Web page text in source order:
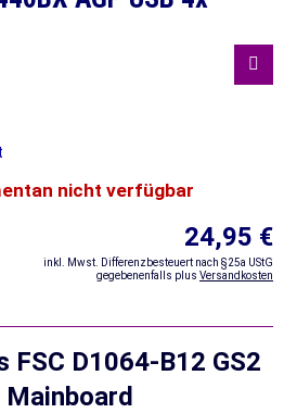
nicht verfügbar
24,95 €
inkl. Mwst. Differenzbesteuert nach §25a UStG
gegebenenfalls plus Versandkosten
FSC D1064-B12 GS2
Mainboard